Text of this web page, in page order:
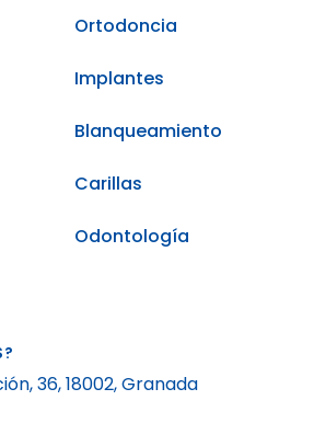
Ortodoncia
Implantes
Blanqueamiento
Carillas
Odontología
36, 18002, Granada